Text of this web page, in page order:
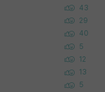
43
29
40
5
12
13
5